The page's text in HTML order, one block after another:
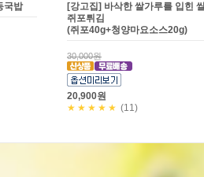
국밥
[강고집] 바삭한 쌀가루를 입힌
쥐포튀김
(쥐포40g+청양마요소스20g)
30,000원
20,900원
★★★★★ (11)